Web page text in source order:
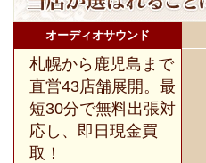
オーディオサウンド
札幌から鹿児島まで
直営43店舗展開。最
短30分で無料出張対
応し、即日現金買
取！